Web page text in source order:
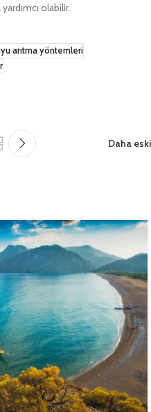
olabilir.
arıtma yöntemleri
Daha eski